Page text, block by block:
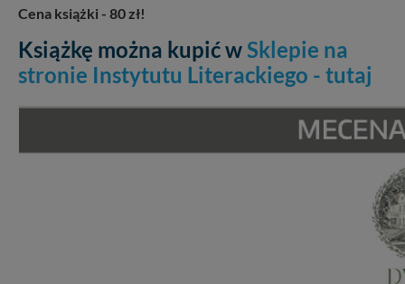
Cena książki - 80 zł!
Książkę można kupić wSklepie na
stronie Instytutu Literackiego - tutaj